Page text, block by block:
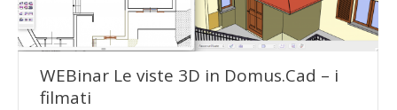
WEBinar Le viste 3D in Domus.Cad – i
filmati